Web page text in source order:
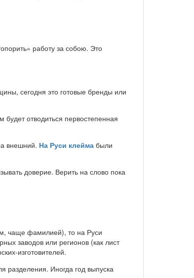
работу за собою. Это
сегодня это готовые бренды или
отводиться первостепенная
внешний. На Руси клейма были
доверие. Верить на слово пока
чаще фамилией), то на Руси
заводов или регионов (как лист
изготовителей.
разделения. Иногда год выпуска